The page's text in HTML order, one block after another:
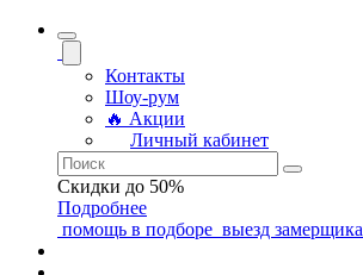
Контакты
Шоу-рум
🔥 Акции
Личный кабинет
Скидки до 50%
Подробнее
помощь в подборе выезд замерщика